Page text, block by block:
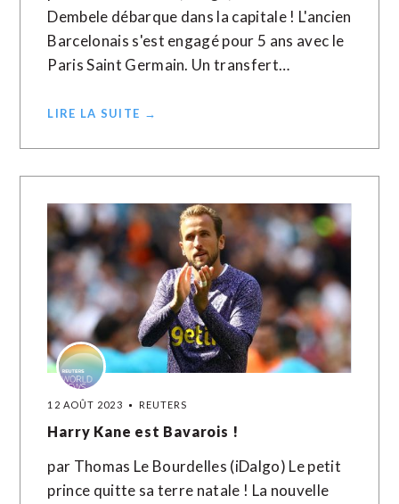
Dembele débarque dans la capitale ! L'ancien
Barcelonais s'est engagé pour 5 ans avec le
Paris Saint Germain. Un transfert…
LIRE LA SUITE →
12 AOÛT 2023 REUTERS
Harry Kane est Bavarois !
par Thomas Le Bourdelles (iDalgo) Le petit
prince quitte sa terre natale ! La nouvelle